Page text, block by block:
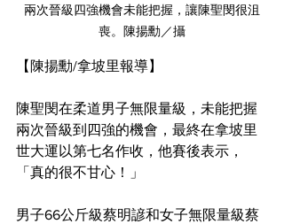
兩次晉級四強機會未能把握，讓陳聖閔很沮
喪。陳揚勳／攝
【陳揚勳/拿坡里報導】
陳聖閔在柔道男子無限量級，未能把握
兩次晉級到四強的機會，最終在拿坡里
世大運以第七名作收，他賽後表示，
「真的很不甘心！」
男子66公斤級蔡明諺和女子無限量級蔡